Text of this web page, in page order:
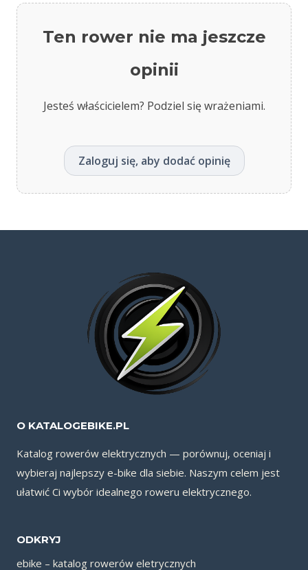
Ten rower nie ma jeszcze
opinii
Jesteś właścicielem? Podziel się wrażeniami.
Zaloguj się, aby dodać opinię
O KATALOGEBIKE.PL
Katalog rowerów elektrycznych — porównuj, oceniaj i
wybieraj najlepszy e-bike dla siebie. Naszym celem jest
ułatwić Ci wybór idealnego roweru elektrycznego.
ODKRYJ
ebike – katalog rowerów eletrycznych